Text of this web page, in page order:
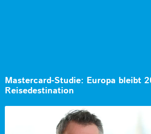
Mastercard-Studie: Europa bleibt
Reisedestination